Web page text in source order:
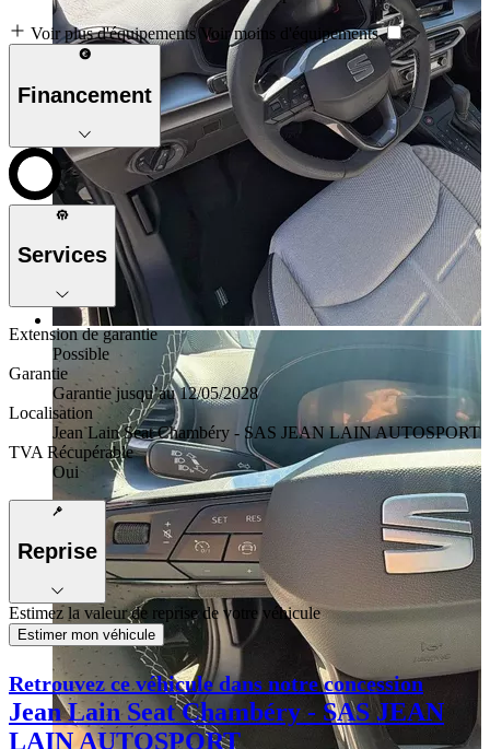
Voir plus d'équipements Voir moins d'équipements
Financement
Services
Extension de garantie
Possible
Garantie
Garantie jusqu’au 12/05/2028
Localisation
Jean Lain Seat Chambéry - SAS JEAN LAIN AUTOSPORT
TVA Récupérable
Oui
Reprise
Estimez la valeur de reprise de votre véhicule
Estimer mon véhicule
Retrouvez ce véhicule dans notre concession
Jean Lain Seat Chambéry - SAS JEAN
LAIN AUTOSPORT